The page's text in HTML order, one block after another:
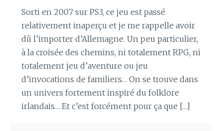
Sorti en 2007 sur PS3, ce jeu est passé
relativement inaperçu et je me rappelle avoir
dû l’importer d’Allemagne. Un peu particulier,
à la croisée des chemins, ni totalement RPG, ni
totalement jeu d’aventure ou jeu
d’invocations de familiers… On se trouve dans
un univers fortement inspiré du folklore
irlandais… Et c’est forcément pour ça que […]